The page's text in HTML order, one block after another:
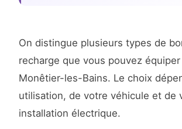
On distingue plusieurs types de
recharge que vous pouvez équiper
Monêtier-les-Bains. Le choix
utilisation, de votre véhicule et de
installation électrique.